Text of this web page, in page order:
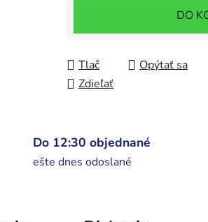
DO
Tlač Opýtať sa
Zdieľať
Do 12:30 objednané
ešte dnes odoslané